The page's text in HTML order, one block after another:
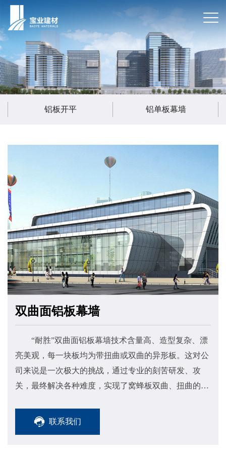
铝板开平 铝单板幕墙
双曲面铝板幕墙
“耐胜”双曲面铝板幕墙技术含量高、造型复杂、漂
亮美观，每一块板均为带扭曲或双曲的异形板。这对公
司来说是一次极大的挑战，通过专业的刻苦研发、攻
关，最终解决各种难度，实现了窝蜂板双曲、扭曲的工
联系我们